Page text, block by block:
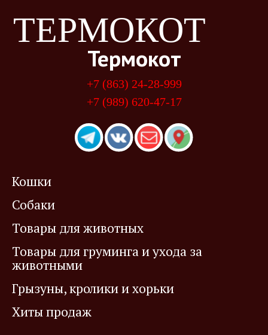
ТЕРМОКОТ
Термокот
+7 (863) 24-28-999
+7 (989) 620-47-17
Кошки
Собаки
Товары для животных
Товары для груминга и ухода за
животными
Грызуны, кролики и хорьки
Хиты продаж